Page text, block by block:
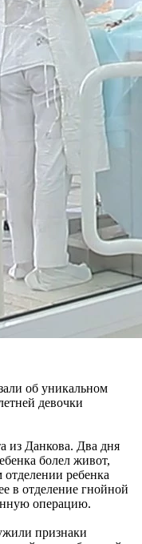
об уникальном
девочки
из Данкова. Два дня
болел живот,
ребенка
в отделение гнойной
операцию.
признаки